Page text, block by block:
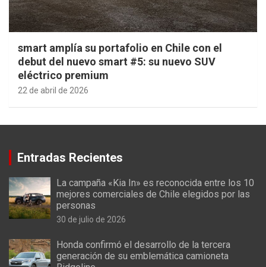
smart amplía su portafolio en Chile con el
debut del nuevo smart #5: su nuevo SUV
eléctrico premium
22 de abril de 2026
Entradas Recientes
La campaña «Kia In» es reconocida entre los 10
mejores comerciales de Chile elegidos por las
personas
30 de julio de 2026
Honda confirmó el desarrollo de la tercera
generación de su emblemática camioneta